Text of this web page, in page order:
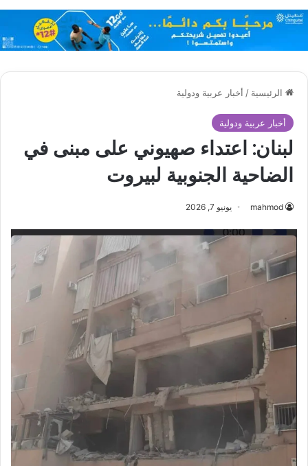
الرئيسية / أخبار عربية ودولية
أخبار عربية ودولية
لبنان: اعتداء صهيوني على مبنى في
الضاحية الجنوبية لبيروت
mahmod يونيو 7, 2026